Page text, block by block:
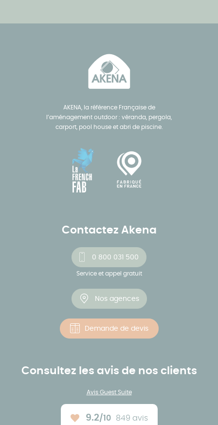
AKENA, la référence Française de
l’aménagement outdoor : véranda, pergola,
carport, pool house et abri de piscine.
Contactez Akena
0 800 031 500
Service et appel gratuit
Nos agences
Demande de devis
Consultez les avis de nos clients
Avis Guest Suite
9.2/10 849 avis